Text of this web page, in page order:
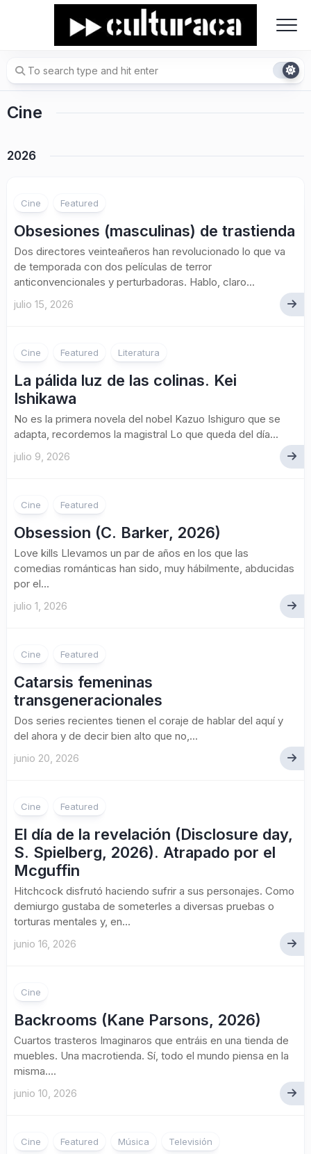
Cine
2026
Cine Featured
Obsesiones (masculinas) de trastienda
Dos directores veinteañeros han revolucionado lo que va
de temporada con dos películas de terror
anticonvencionales y perturbadoras. Hablo, claro...
julio 15, 2026
Cine Featured Literatura
La pálida luz de las colinas. Kei
Ishikawa
No es la primera novela del nobel Kazuo Ishiguro que se
adapta, recordemos la magistral Lo que queda del día...
julio 9, 2026
Cine Featured
Obsession (C. Barker, 2026)
Love kills Llevamos un par de años en los que las
comedias románticas han sido, muy hábilmente, abducidas
por el...
julio 1, 2026
Cine Featured
Catarsis femeninas
transgeneracionales
Dos series recientes tienen el coraje de hablar del aquí y
del ahora y de decir bien alto que no,...
junio 20, 2026
Cine Featured
El día de la revelación (Disclosure day,
S. Spielberg, 2026). Atrapado por el
Mcguffin
Hitchcock disfrutó haciendo sufrir a sus personajes. Como
demiurgo gustaba de someterles a diversas pruebas o
torturas mentales y, en...
junio 16, 2026
Cine
Backrooms (Kane Parsons, 2026)
Cuartos trasteros Imaginaros que entráis en una tienda de
muebles. Una macrotienda. Sí, todo el mundo piensa en la
misma....
junio 10, 2026
Cine Featured Música Televisión